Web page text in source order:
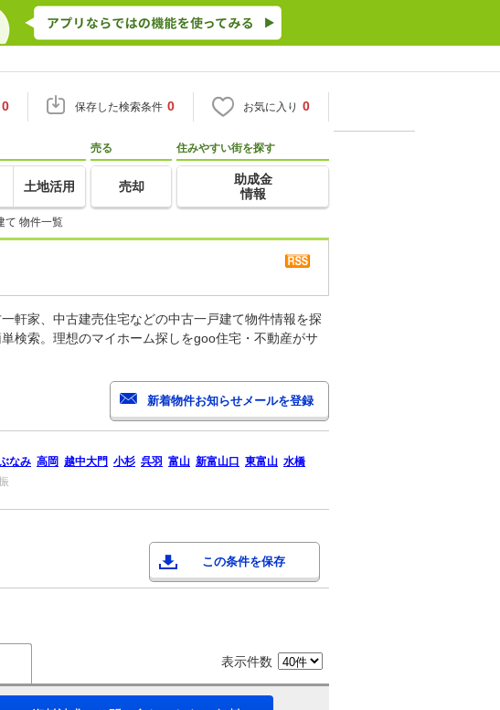
0 保存した検索条件 0 お気に入り 0
土地活用
売る
売却
住みやすい街を探す
助成金
情報
て 物件一覧
軒家、中古建売住宅などの中古一戸建て物件情報を探
検索。理想のマイホーム探しをgoo住宅・不動産がサ
なみ 高岡 越中大門 小杉 呉羽 富山 新富山口 東富山 水橋
この条件を保存
表示件数